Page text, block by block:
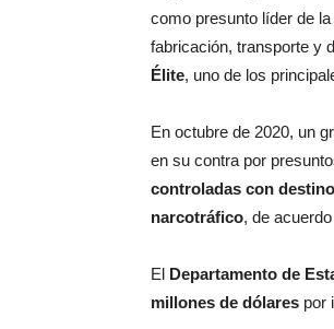
como presunto líder de
fabricación, transporte y
Élite, uno de los
En octubre de 2020, un
en su contra por
controladas con
narcotráfico, de
El Departamento de
millones de dólares por